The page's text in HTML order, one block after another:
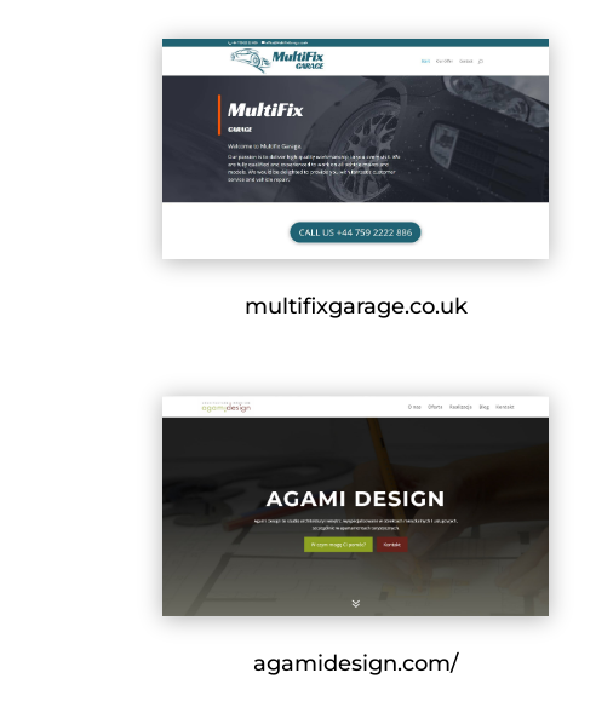
multifixgarage.co.uk
agamidesign.com/